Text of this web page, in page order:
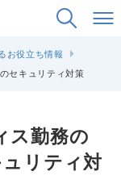
お役立ち情報
セキュリティ対策
ス勤務の
リティ対